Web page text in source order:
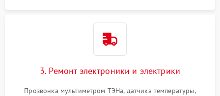
3. Ремонт электроники и электрики
Прозвонка мультиметром ТЭНа, датчика температуры,